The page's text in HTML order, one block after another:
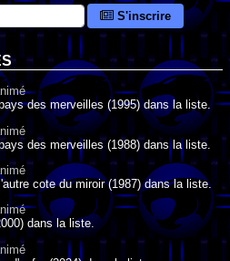
S'inscrire
des merveilles (1995) dans la liste.
des merveilles (1988) dans la liste.
cote du miroir (1987) dans la liste.
dans la liste.